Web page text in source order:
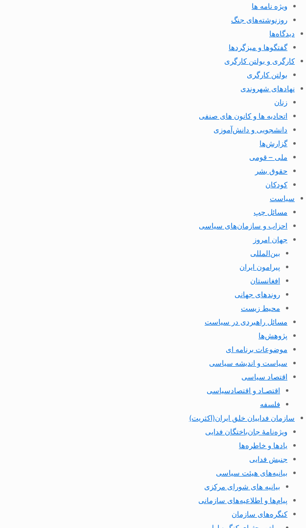
ویژه نامه ها
روزنوشته‌های جنگ
دیدگاه‌ها
گفتگوها و میزگردها
کارگری و بولتن کارگری
بولتن کارگری
نهادهای شهروندی
زنان
اتحادیه ها و کانون های صنفی
دانشجویی و دانش‌آموزی
گزارش‌ها
ملی – قومی
حقوق بشر
کودکان
سیاست
مسائل چپ
احزاب و سازمان‌های سیاسی
جهان امروز
بین‌المللی
پیرامون ایران
افغانستان
روندهای جهانی
محیط زیست
مسائل راهبردی در سیاست
پژوهش‌ها
موضوعات برنامه ای
سیاست و اندیشه سیاسی
اقتصاد سیاسی
اقتصـاد و اقتصاد‌سیاسی
فلسفه
سازمان فداییان خلق ایران(اکثریت)
ویژه‌نامهٔ جان‌باختگان فدایی
یادها و خاطره‌ها
جنبش فدایی
بیانیه‌های هیئت سیاسی
بیانیه های شورای مرکزی
پیام‌ها و اطلاعیه‌های سازمانی
کنگره‌های سازمان